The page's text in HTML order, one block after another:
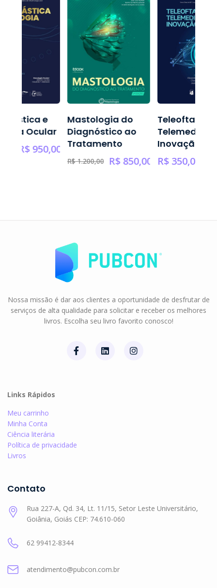
e
Ocular
R$950,00
Mastologia do
Diagnóstico ao
Tratamento
R$1.200,00 R$850,00
Inovação
R$350,00
Nossa missão é dar aos clientes a oportunidade de desfrutar de
serviços de alta qualidade para solicitar e receber os melhores
livros. Escolha seu livro favorito conosco!
Links Rápidos
Meu carrinho
Minha Conta
Ciência literária
Política de privacidade
Livros
Contato
Rua 227-A, Qd. 34, Lt. 11/15, Setor Leste Universitário,
Goiânia, Goiás CEP: 74.610-060
62 99412-8344
atendimento@pubcon.com.br